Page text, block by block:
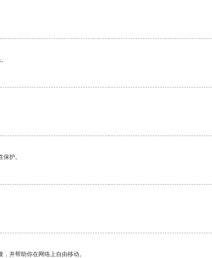
护。
并帮助你在网络上自由移动。